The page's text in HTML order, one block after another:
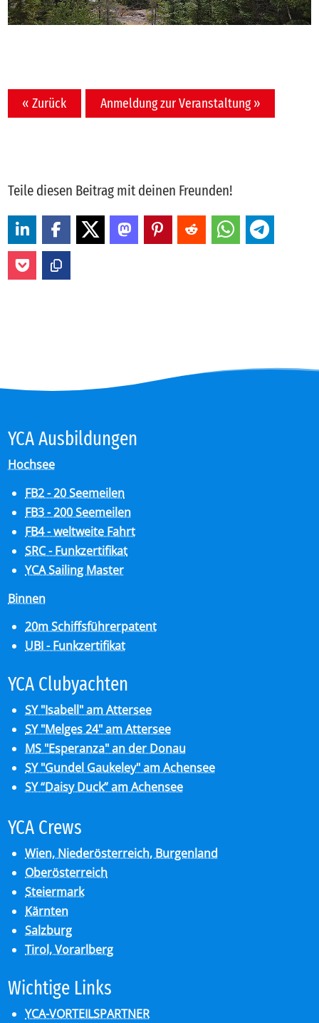
« Zurück Anmeldung zur Veranstaltung »
Teile diesen Beitrag mit deinen Freunden!
YCA Aus­bil­dun­gen
Hochsee
FB2 - 20 Seemeilen
FB3 - 200 Seemeilen
FB4 - weltweite Fahrt
SRC - Funkzertifikat
YCA Sailing Master
Binnen
20m Schiffsführerpatent
UBI - Funkzertifikat
YCA Club­y­ach­ten
SY "Isabell" am Attersee
SY "Melges 24" am Attersee
MS "Esperanza" an der Donau
SY "Gundel Gaukeley" am Achensee
SY “Daisy Duck” am Achensee
YCA Crews
Wien, Niederösterreich, Burgenland
Oberösterreich
Steiermark
Kärnten
Salzburg
Tirol, Vorarlberg
Wich­ti­ge Links
YCA-VORTEILSPARTNER